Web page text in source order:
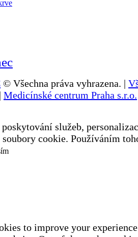
© Všechna práva vyhrazena. |
| Medicínské centrum Praha s.r.o.
služeb,
cookie. Používáním
to improve your